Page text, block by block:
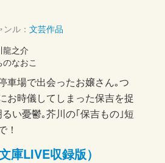
ンル： 文芸作品
龍之介
のなおこ
車場で出会ったお嬢さん｡つ
お時儀してしまった保吉を捉
るい憂鬱｡芥川の｢保吉もの｣短
！
庫LIVE収録版）